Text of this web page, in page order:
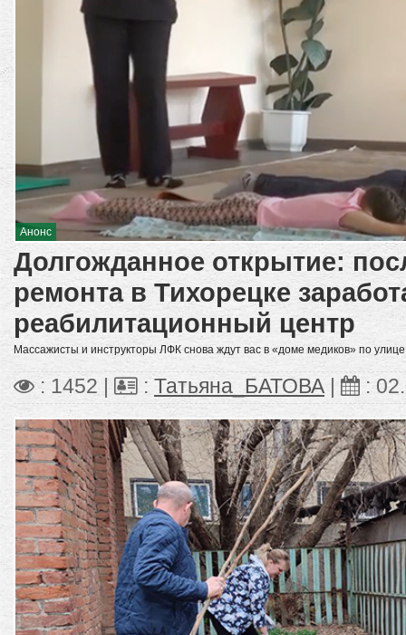
Анонс
Долгожданное открытие:
ремонта в Тихорецке
реабилитационный центр
Массажисты и инструкторы ЛФК снова ждут вас в «доме медиков» по
: 1452 | : Татьяна_БАТОВА| :